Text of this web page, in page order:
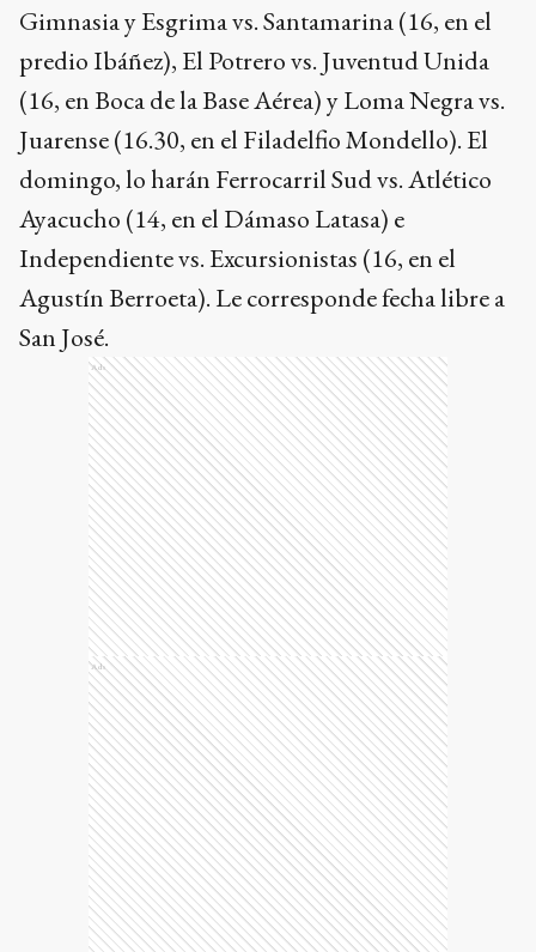
Gimnasia y Esgrima vs. Santamarina (16, en el
predio Ibáñez), El Potrero vs. Juventud Unida
(16, en Boca de la Base Aérea) y Loma Negra vs.
Juarense (16.30, en el Filadelfio Mondello). El
domingo, lo harán Ferrocarril Sud vs. Atlético
Ayacucho (14, en el Dámaso Latasa) e
Independiente vs. Excursionistas (16, en el
Agustín Berroeta). Le corresponde fecha libre a
San José.
Ads
Ads